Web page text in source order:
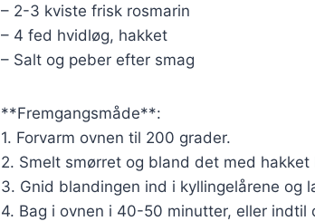
– 2-3 kviste frisk rosmarin
– 4 fed hvidløg, hakket
– Salt og peber efter smag
**Fremgangsmåde**:
1. Forvarm ovnen til 200 grader.
2. Smelt smørret og bland det med
3. Gnid blandingen ind i kyllingelårene og
4. Bag i ovnen i 40-50 minutter, eller indtil